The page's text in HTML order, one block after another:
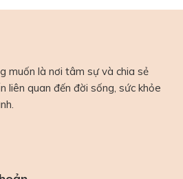
muốn là nơi tâm sự và chia sẻ
liên quan đến đời sống, sức khỏe